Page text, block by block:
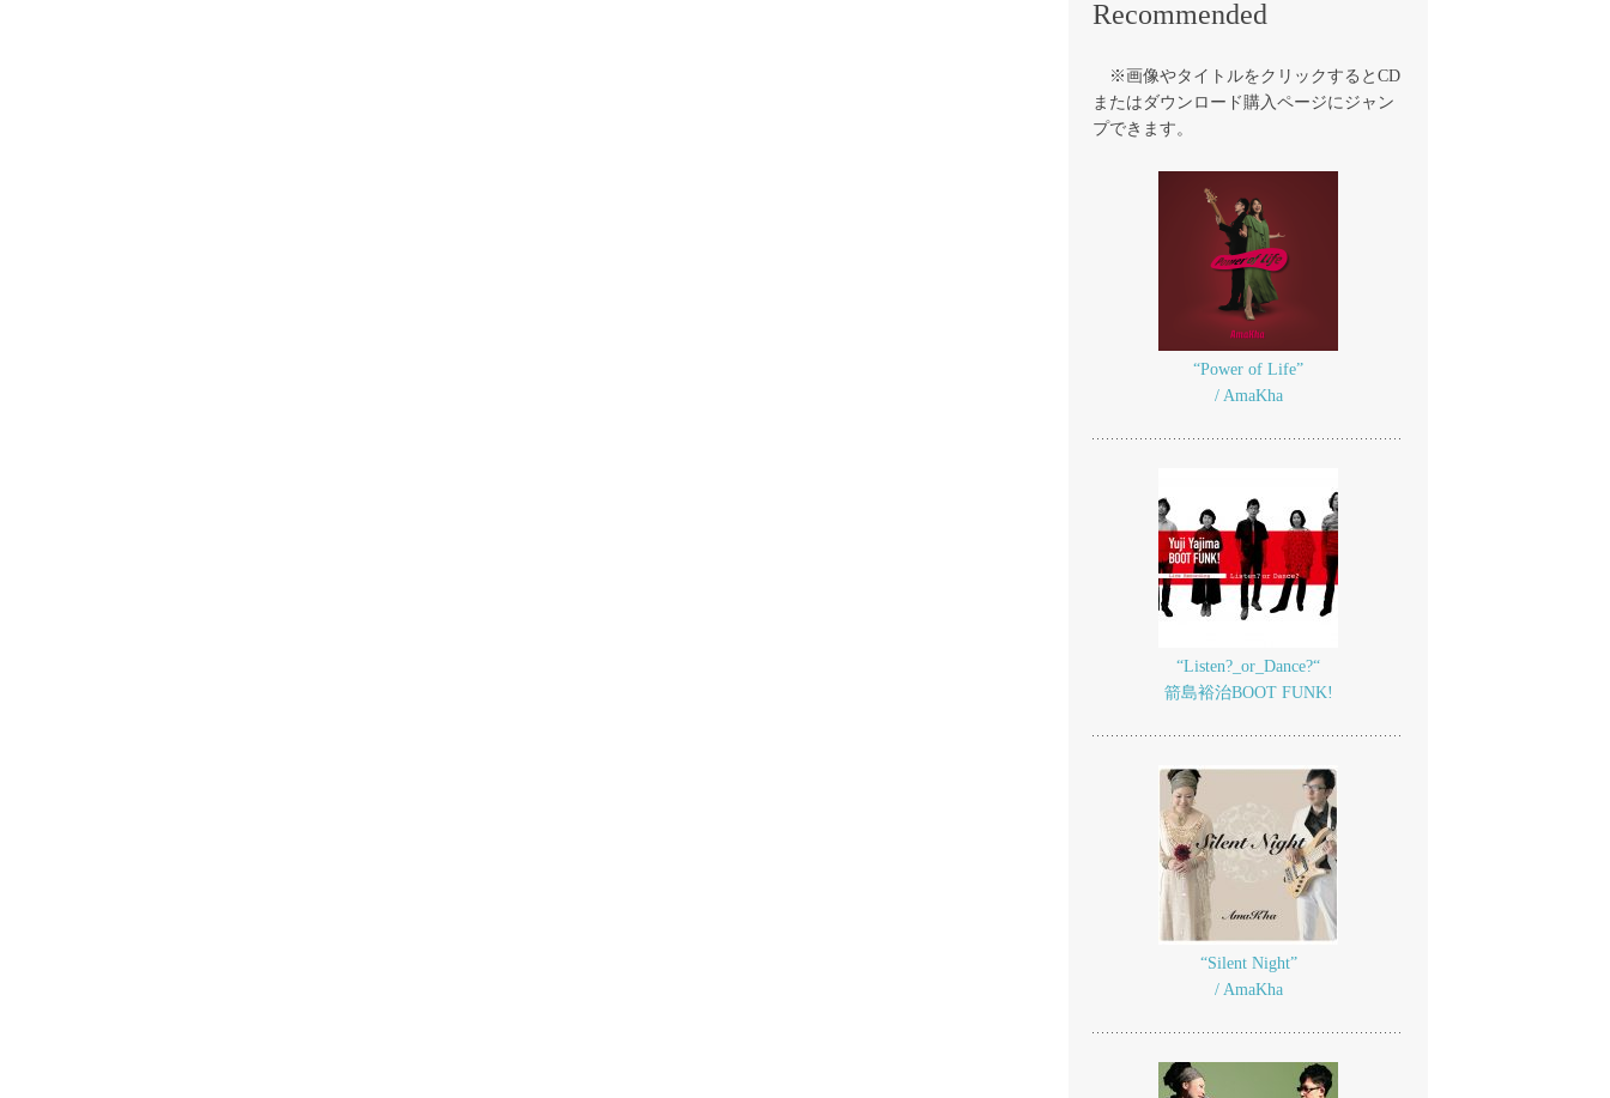
Recommended
※画像やタイトルをクリックするとCD
またはダウンロード購入ページにジャン
プできます。
“Power of Life”
/ AmaKha
“Listen?_or_Dance?“
箭島裕治BOOT FUNK!
“Silent Night”
/ AmaKha